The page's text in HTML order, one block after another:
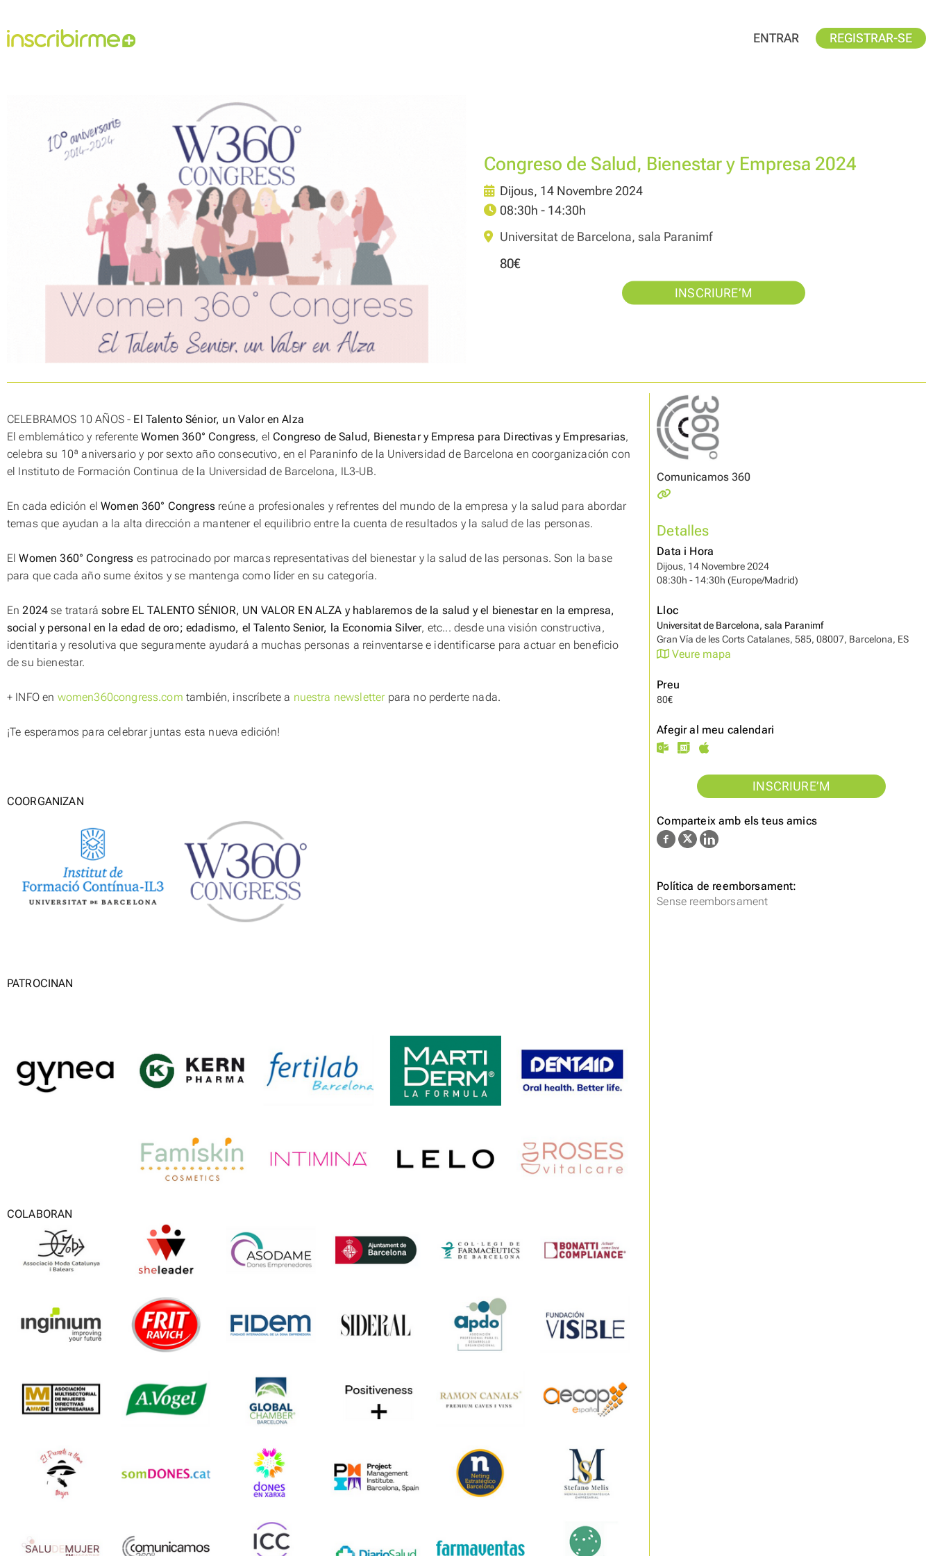
ENTRAR REGISTRAR-SE
Congreso de Salud, Bienestar y Empresa 2024
Dijous, 14 Novembre 2024
08:30h - 14:30h
Universitat de Barcelona, sala Paranimf
80€
INSCRIURE’M
CELEBRAMOS 10 AÑOS - El Talento Sénior, un Valor en Alza
El emblemático y referenteWomen 360° Congress, elCongreso de Salud, Bienestar y Empresa para Directivas y Empresarias,
celebra su 10ª aniversario y por sexto año consecutivo, en el Paraninfo de la Universidad de Barcelona en coorganización con
el Instituto de Formación Continua de la Universidad de Barcelona, IL3-UB.
En cada edición elWomen 360° Congress reúne a profesionales y refrentes del mundo de la empresa y la salud para abordar
temas que ayudan a la alta dirección a mantener el equilibrio entre la cuenta de resultados y la salud de las personas.
ElWomen 360° Congress es patrocinado por marcas representativas del bienestar y la salud de las personas. Son la base
para que cada año sume éxitos y se mantenga como líder en su categoría.
En2024 se tratarásobre EL TALENTO SÉNIOR, UN VALOR EN ALZA y hablaremos de la salud y el bienestar en la empresa,
social y personal en la edad de oro; edadismo, el Talento Senior, la Economia Silver, etc... desde una visión constructiva,
identitaria y resolutiva que seguramente ayudará a muchas personas a reinventarse e identificarse para actuar en beneficio
de su bienestar.
+ INFO en women360congress.com también, inscríbete a nuestra newsletterpara no perderte nada.
¡Te esperamos para celebrar juntas esta nueva edición!
COORGANIZAN
PATROCINAN
COLABORAN
Comunicamos 360
Detalles
Data i Hora
Dijous, 14 Novembre 2024
08:30h - 14:30h (Europe/Madrid)
Lloc
Universitat de Barcelona, sala Paranimf
Gran Vía de les Corts Catalanes, 585, 08007, Barcelona, ES
Veure mapa
Preu
80€
Afegir al meu calendari
INSCRIURE’M
Comparteix amb els teus amics
Política de reemborsament:
Sense reemborsament